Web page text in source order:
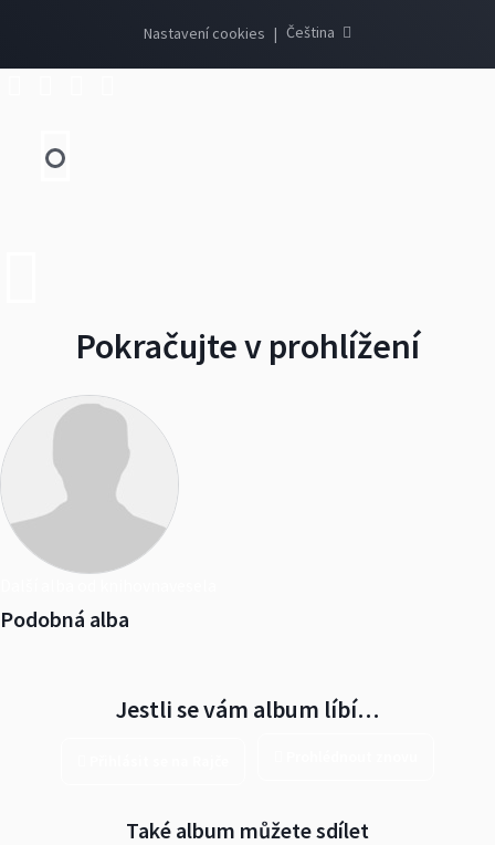
Nastavení cookies | Čeština
Pokračujte v prohlížení
Podobná alba
Jestli se vám album líbí…
Také album můžete sdílet